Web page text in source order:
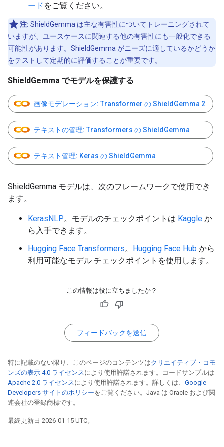
ード をご覧ください。
注: ShieldGemma は主な有害性についてトレーニングされて
いますが、ユースケースに関連する他の有害性にも一般化できる
可能性があります。ShieldGemma がニーズに適しているかどうか
をテストして定期的に評価することが重要です。
ShieldGemma でモデルを保護する
画像モデレーション: Transformer の ShieldGemma 2
テキストの管理: Transformers の ShieldGemma
テキスト管理: Keras の ShieldGemma
ShieldGemma モデルは、次のフレームワークで使用でき
ます。
KerasNLP。モデルのチェックポイントは Kaggle か
ら入手できます。
Hugging Face Transformers。 Hugging Face Hub から
利用可能なモデル チェックポイントを使用します。
この情報は役に立ちましたか？
フィードバックを送信
特に記載のない限り、このページのコンテンツはクリエイティブ・コモ
ンズの表示 4.0 ライセンスにより使用許諾されます。コードサンプルは
Apache 2.0 ライセンスにより使用許諾されます。詳しくは、 Google
Developers サイトのポリシーをご覧ください。Java は Oracle および関
連会社の登録商標です。
最終更新日 2026-01-15 UTC。